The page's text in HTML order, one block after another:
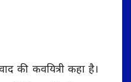
की कवयित्री कहा है।